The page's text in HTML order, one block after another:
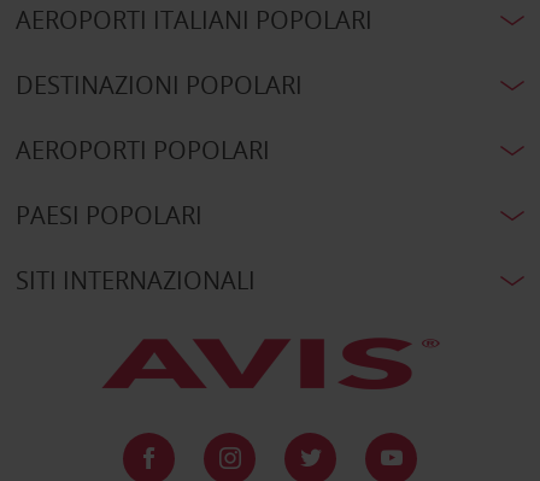
AEROPORTI ITALIANI POPOLARI
DESTINAZIONI POPOLARI
AEROPORTI POPOLARI
PAESI POPOLARI
SITI INTERNAZIONALI